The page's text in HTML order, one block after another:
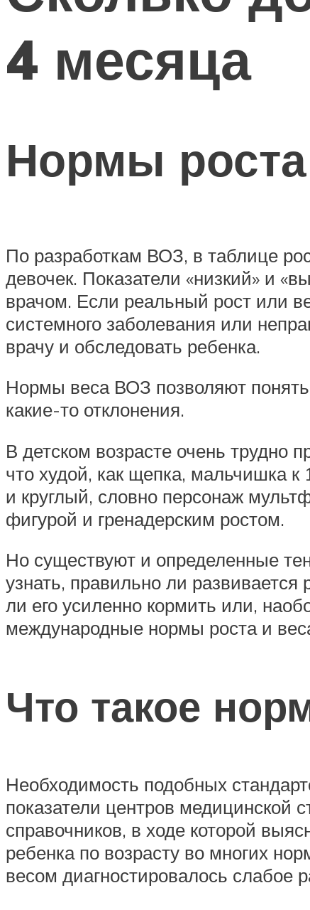
4 месяца
Нормы роста
По разработкам ВОЗ, в таблице
девочек. Показатели «низкий» и
врачом. Если реальный рост или
системного заболевания или
врачу и обследовать ребенка.
Нормы веса ВОЗ позволяют
какие-то отклонения.
В детском возрасте очень трудно
что худой, как щепка, мальчишка
и круглый, словно персонаж
фигурой и гренадерским ростом.
Но существуют и определенные
узнать, правильно ли
ли его усиленно кормить или,
международные нормы роста и
Что такое
Необходимость подобных
показатели центров медицинской
справочников, в ходе которой
ребенка по возрасту во многих
весом диагностировалось слабое